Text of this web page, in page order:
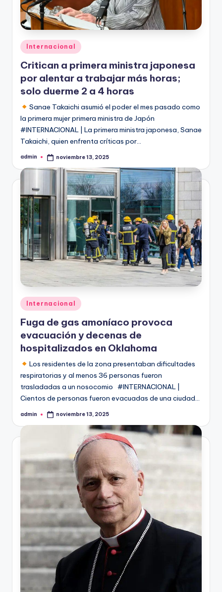
Publicado
en
Internacional
Critican a primera ministra japonesa
por alentar a trabajar más horas;
solo duerme 2 a 4 horas
Sanae Takaichi asumió el poder el mes pasado como
la primera mujer primera ministra de Japón
#INTERNACIONAL | La primera ministra japonesa, Sanae
Takaichi, quien enfrenta críticas por…
Publicado
admin noviembre 13, 2025
Publicado
en
Internacional
Fuga de gas amoníaco provoca
evacuación y decenas de
hospitalizados en Oklahoma
Los residentes de la zona presentaban dificultades
respiratorias y al menos 36 personas fueron
trasladadas a un nosocomio #INTERNACIONAL |
Cientos de personas fueron evacuadas de una ciudad…
Publicado
admin noviembre 13, 2025